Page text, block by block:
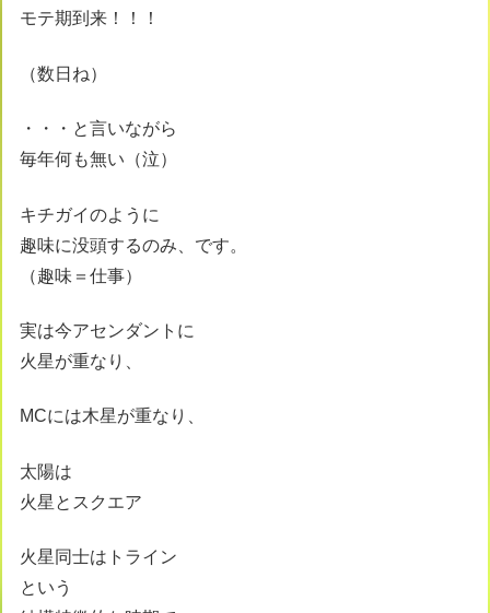
モテ期到来！！！
（数日ね）
・・・と言いながら
毎年何も無い（泣）
キチガイのように
趣味に没頭するのみ、です。
（趣味＝仕事）
実は今アセンダントに
火星が重なり、
MCには木星が重なり、
太陽は
火星とスクエア
火星同士はトライン
という